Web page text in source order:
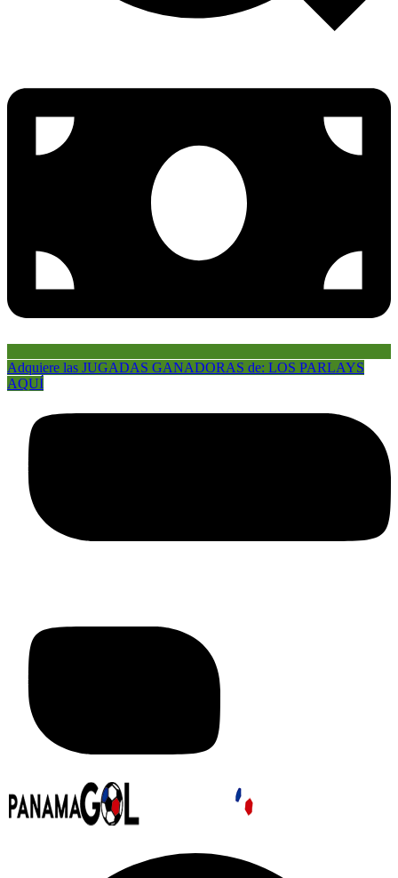
Adquiere las JUGADAS GANADORAS de: LOS PARLAYS
AQUÍ